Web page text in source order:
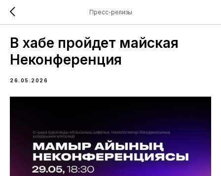
Пресс-релизы
В хабе пройдет майская
Неконференция
26.05.2026